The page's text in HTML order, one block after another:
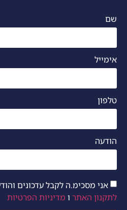
שם
אימייל
טלפון
הודעה
אני מסכימ.ה לקבל עדכונים
לתקנון האתר ו מדיניות הפרטיות